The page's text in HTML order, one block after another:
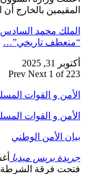
المقيمين بالخارج
الملك محمد
“منعطف تاريخي”…
أكتوبر 31, 2025
Prev Next 1 of 223
الأمن و القوات
الأمن و القوات
بيان الأمن الوطني
جريدة بريس ميديا
فتحت فرقة الشرطة